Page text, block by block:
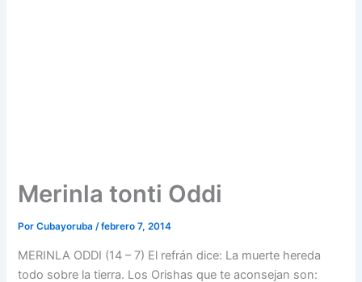
Merinla tonti Oddi
PorCubayoruba/febrero 7, 2014
MERINLA ODDI (14 – 7) El refrán dice: La muerte hereda
todo sobre la tierra. Los Orishas que te aconsejan son: